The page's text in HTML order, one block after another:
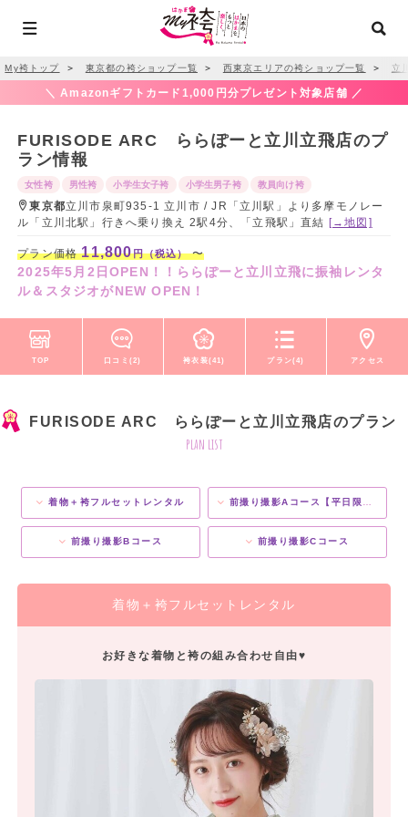
My袴トップ ＞ 東京都の袴ショップ一覧 ＞ 西東京エリアの袴ショップ一覧 ＞ 立
＼ Amazonギフトカード1,000円分プレゼント対象店舗 ／
FURISODE ARC ららぽーと立川立飛店のプ
ラン情報
女性袴 男性袴 小学生女子袴 小学生男子袴 教員向け袴
東京都立川市泉町935-1 立川市 / JR「立川駅」より多摩モノレー
ル「立川北駅」行きへ乗り換え 2駅4分、「立飛駅」直結 [→地図]
プラン価格11,800円（税込）〜
2025年5月2日OPEN！！ららぽーと立川立飛に振袖レンタ
ル＆スタジオがNEW OPEN！
TOP 口コミ(2) 袴衣装(41) プラン(4) アクセス
FURISODE ARC ららぽーと立川立飛店のプラン
plan list
着物＋袴フルセットレンタル 前撮り撮影Aコース【平日限定】
前撮り撮影Bコース 前撮り撮影Cコース
着物＋袴フルセットレンタル
お好きな着物と袴の組み合わせ自由♥